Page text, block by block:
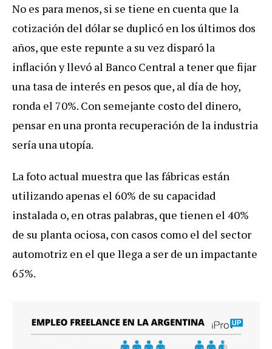
No es para menos, si se tiene en cuenta que la
cotización del dólar se duplicó en los últimos dos
años, que este repunte a su vez disparó la
inflación y llevó al Banco Central a tener que fijar
una tasa de interés en pesos que, al día de hoy,
ronda el 70%. Con semejante costo del dinero,
pensar en una pronta recuperación de la industria
sería una utopía.
La foto actual muestra que las fábricas están
utilizando apenas el 60% de su capacidad
instalada o, en otras palabras, que tienen el 40%
de su planta ociosa, con casos como el del sector
automotriz en el que llega a ser de un impactante
65%.